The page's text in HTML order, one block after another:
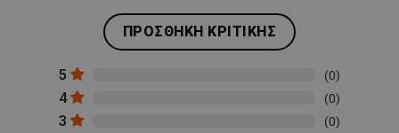
ΠΡΟΣΘΉΚΗ ΚΡΙΤΙΚΉΣ
5 (0)
4 (0)
3 (0)